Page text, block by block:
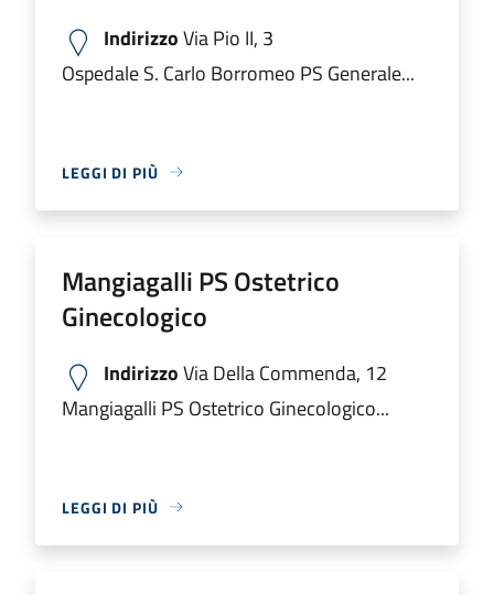
IndirizzoVia Pio II, 3
Ospedale S. Carlo Borromeo PS Generale...
LEGGI DI PIÙ
Mangiagalli PS Ostetrico
Ginecologico
IndirizzoVia Della Commenda, 12
Mangiagalli PS Ostetrico Ginecologico...
LEGGI DI PIÙ